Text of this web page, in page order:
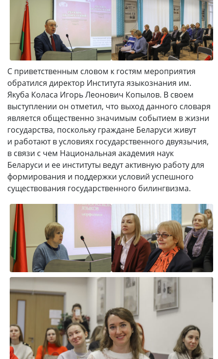
С приветственным словом к гостям мероприятия
обратился директор Института языкознания им.
Якуба Коласа Игорь Леонович Копылов. В своем
выступлении он отметил, что выход данного словаря
является общественно значимым событием в жизни
государства, поскольку граждане Беларуси живут
и работают в условиях государственного двуязычия,
в связи с чем Национальная академия наук
Беларуси и ее институты ведут активную работу для
формирования и поддержки условий успешного
существования государственного билингвизма.